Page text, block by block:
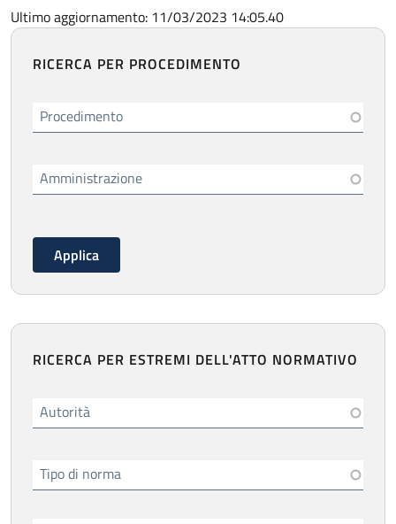
Ultimo aggiornamento: 11/03/2023 14:05.40
RICERCA PER PROCEDIMENTO
Procedimento
Amministrazione
RICERCA PER ESTREMI DELL'ATTO NORMATIVO
Autorità
Tipo di norma